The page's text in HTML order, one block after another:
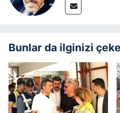
Bunlar da ilginizi